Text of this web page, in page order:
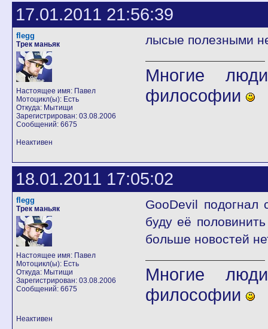
17.01.2011 21:56:39
flegg
Трек маньяк
Настоящее имя: Павел
Мотоцикл(ы): Есть
Откуда: Мытищи
Зарегистрирован: 03.08.2006
Сообщений: 6675
лысые полезными
Многие
философии
Неактивен
18.01.2011 17:05:02
flegg
Трек маньяк
Настоящее имя: Павел
Мотоцикл(ы): Есть
Откуда: Мытищи
Зарегистрирован: 03.08.2006
Сообщений: 6675
GooDevil
буду её
больше новостей
Многие
философии
Неактивен